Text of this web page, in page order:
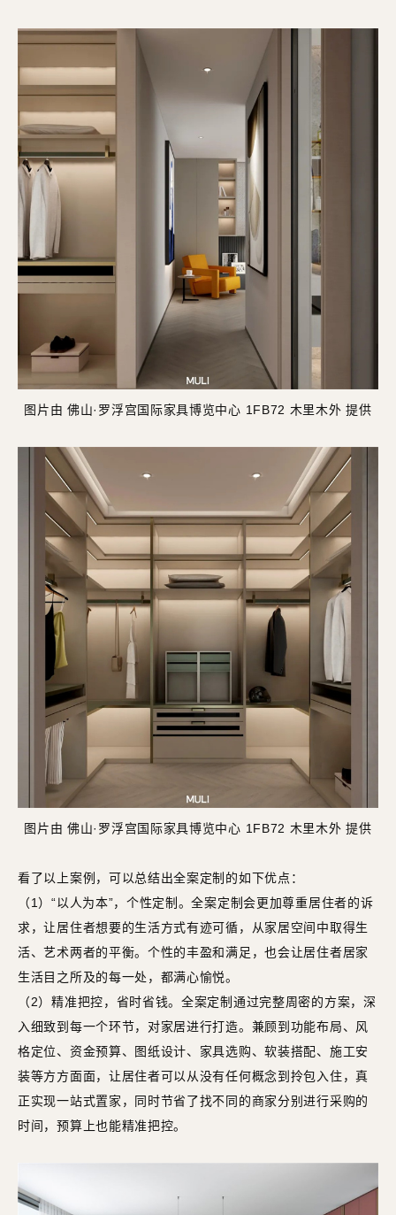
图片由 佛山·罗浮宫国际家具博览中心 1FB72 木里木外 提供
图片由 佛山·罗浮宫国际家具博览中心 1FB72 木里木外 提供
看了以上案例，可以总结出全案定制的如下优点：
（1）“以人为本”，个性定制。全案定制会更加尊重居住者的诉
求，让居住者想要的生活方式有迹可循，从家居空间中取得生
活、艺术两者的平衡。个性的丰盈和满足，也会让居住者居家
生活目之所及的每一处，都满心愉悦。
（2）精准把控，省时省钱。全案定制通过完整周密的方案，深
入细致到每一个环节，对家居进行打造。兼顾到功能布局、风
格定位、资金预算、图纸设计、家具选购、软装搭配、施工安
装等方方面面，让居住者可以从没有任何概念到拎包入住，真
正实现一站式置家，同时节省了找不同的商家分别进行采购的
时间，预算上也能精准把控。